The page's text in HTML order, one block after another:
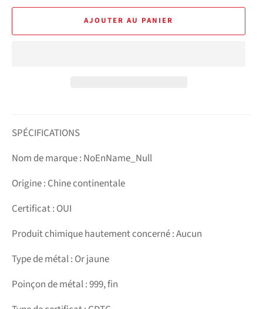
AJOUTER AU PANIER
SPÉCIFICATIONS
Nom de marque : NoEnName_Null
Origine : Chine continentale
Certificat : OUI
Produit chimique hautement concerné : Aucun
Type de métal : Or jaune
Poinçon de métal : 999, fin